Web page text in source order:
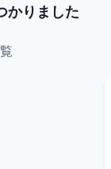
かりました